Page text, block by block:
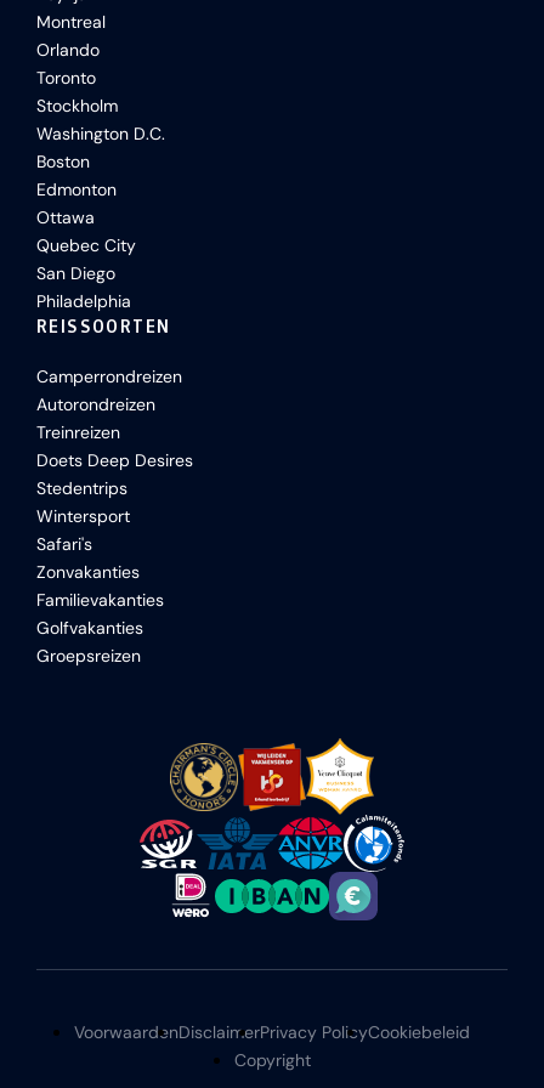
Montreal
Orlando
Toronto
Stockholm
Washington D.C.
Boston
Edmonton
Ottawa
Quebec City
San Diego
Philadelphia
REISSOORTEN
Camperrondreizen
Autorondreizen
Treinreizen
Doets Deep Desires
Stedentrips
Wintersport
Safari's
Zonvakanties
Familievakanties
Golfvakanties
Groepsreizen
VoorwaardenDisclaimerPrivacy PolicyCookiebeleid
Copyright